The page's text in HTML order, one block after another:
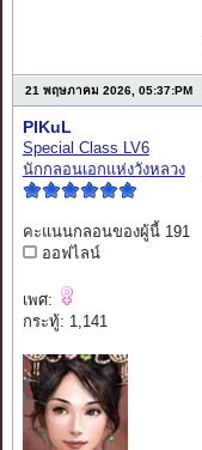
21 พฤษภาคม 2026, 05:37:PM
PIKuL
Special Class LV6
นักกลอนเอกแห่งวังหลวง
คะแนนกลอนของผู้นี้ 191
ออฟไลน์
เพศ:
กระทู้: 1,141